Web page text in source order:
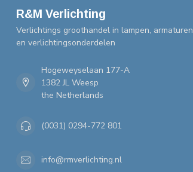
R&M Verlichting
Verlichtings groothandel in lampen, armaturen
en verlichtingsonderdelen
Hogeweyselaan 177-A
1382 JL Weesp
the Netherlands
(0031) 0294-772 801
info@rmverlichting.nl